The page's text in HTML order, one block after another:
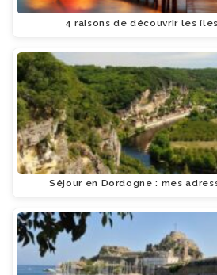
4 raisons de découvrir les
Séjour en Dordogne : mes